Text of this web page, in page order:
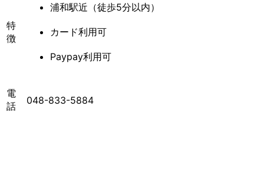
特
徴
浦和駅近（徒歩5分以内）
カード利用可
Paypay利用可
電
話
048-833-5884